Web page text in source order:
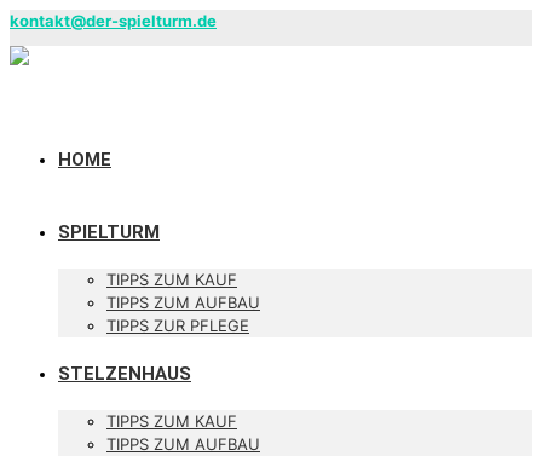
kontakt@der-spielturm.de
HOME
SPIELTURM
TIPPS ZUM KAUF
TIPPS ZUM AUFBAU
TIPPS ZUR PFLEGE
STELZENHAUS
TIPPS ZUM KAUF
TIPPS ZUM AUFBAU